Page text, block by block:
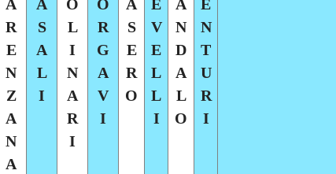
A
R
E
N
Z
A
N
A
A
S
A
L
I
O
L
I
N
A
R
I
O
R
G
A
V
I
A
S
E
R
O
E
V
E
L
L
I
A
N
D
A
L
O
E
N
T
U
R
I